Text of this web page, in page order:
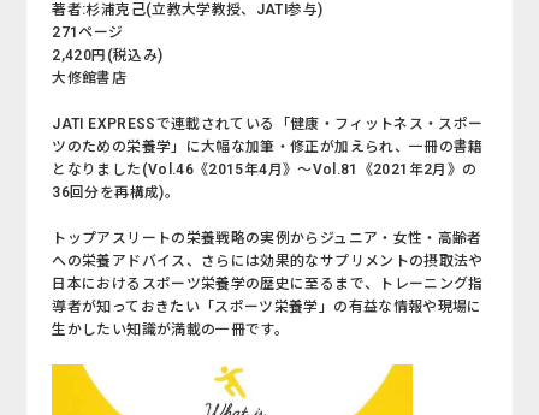
著者:杉浦克己(立教大学教授、JATI参与)
271ページ
2,420円(税込み)
大修館書店
JATI EXPRESSで連載されている「健康・フィットネス・スポー
ツのための栄養学」に大幅な加筆・修正が加えられ、一冊の書籍
となりました(Vol.46《2015年4月》～Vol.81《2021年2月》の
36回分を再構成)。
トップアスリートの栄養戦略の実例からジュニア・女性・高齢者
への栄養アドバイス、さらには効果的なサプリメントの摂取法や
日本におけるスポーツ栄養学の歴史に至るまで、トレーニング指
導者が知っておきたい「スポーツ栄養学」の有益な情報や現場に
生かしたい知識が満載の一冊です。